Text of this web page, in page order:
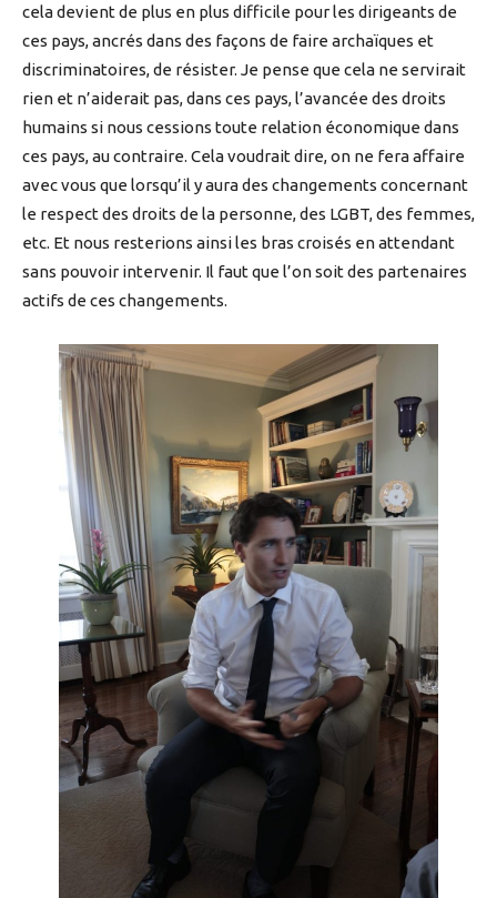
cela devient de plus en plus difficile pour les dirigeants de
ces pays, ancrés dans des façons de faire archaïques et
discriminatoires, de résister. Je pense que cela ne servirait
rien et n’aiderait pas, dans ces pays, l’avancée des droits
humains si nous cessions toute relation économique dans
ces pays, au contraire. Cela voudrait dire, on ne fera affaire
avec vous que lorsqu’il y aura des changements concernant
le respect des droits de la personne, des LGBT, des femmes,
etc. Et nous resterions ainsi les bras croisés en attendant
sans pouvoir intervenir. Il faut que l’on soit des partenaires
actifs de ces changements.